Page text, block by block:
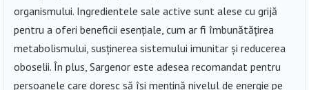
organismului. Ingredientele sale active sunt alese cu grijă
pentru a oferi beneficii esențiale, cum ar fi îmbunătățirea
metabolismului, susținerea sistemului imunitar și reducerea
oboselii. În plus, Sargenor este adesea recomandat pentru
persoanele care doresc să își mențină nivelul de energie pe